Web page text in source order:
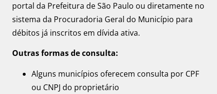
portal da Prefeitura de São Paulo ou diretamente no
sistema da Procuradoria Geral do Município para
débitos já inscritos em dívida ativa.
Outras formas de consulta:
Alguns municípios oferecem consulta por CPF
ou CNPJ do proprietário